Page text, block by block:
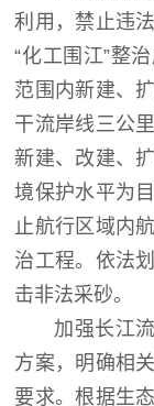
利用，禁止违
“化工围江”整
范围内新建、
干流岸线三公
新建、改建、
境保护水平为
止航行区域内
治工程。依法
击非法采砂。
加强长江
方案，明确相
要求。根据生